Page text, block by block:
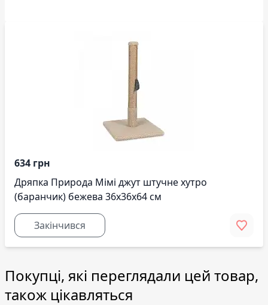
634 грн
Дряпка Природа Мімі джут штучне хутро
(баранчик) бежева 36x36x64 см
Закінчився
Покупці, які переглядали цей товар,
також цікавляться